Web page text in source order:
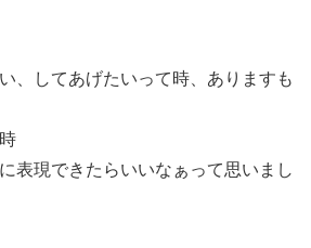
、してあげたいって時、ありますも
表現できたらいいなぁって思いまし